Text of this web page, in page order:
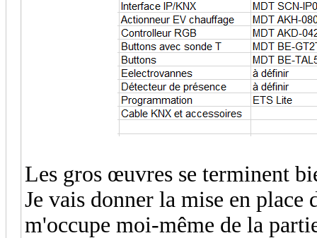
Les gros œuvres se terminent
Je vais donner la mise en place
m'occupe moi-même de la